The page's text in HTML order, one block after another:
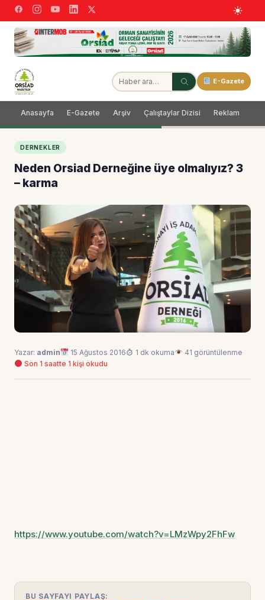
E-Gazete
Anasayfa E-Gazete Arşiv Çalıştaylar Dizisi Reklam
DERNEKLER
Neden Orsiad Derneğine üye olmalıyız? 3
– karma
Yazar: admin 15 Ağustos 2016 1 dk okuma
41 görüntülenme
Son 1 saatte 1 kişi okudu
https://www.youtube.com/watch?v=LMzWpy2FhFw
BU SAYFAYI PAYLAŞ: